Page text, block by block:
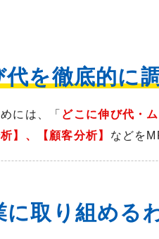
代を徹底的に
には、「 どこに伸び代・
】、【顧客分析】 などを
取り組める